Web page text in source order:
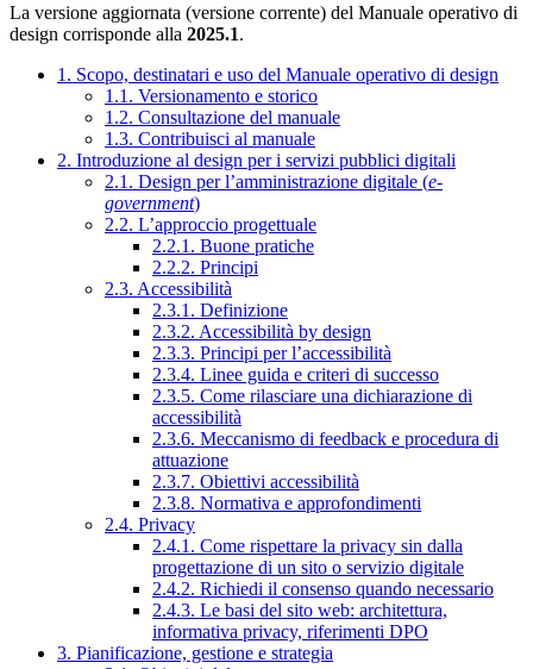
La versione aggiornata (versione corrente) del Manuale operativo di
design corrisponde alla 2025.1.
1. Scopo, destinatari e uso del Manuale operativo di design
1.1. Versionamento e storico
1.2. Consultazione del manuale
1.3. Contribuisci al manuale
2. Introduzione al design per i servizi pubblici digitali
2.1. Design per l’amministrazione digitale (e-
government)
2.2. L’approccio progettuale
2.2.1. Buone pratiche
2.2.2. Principi
2.3. Accessibilità
2.3.1. Definizione
2.3.2. Accessibilità by design
2.3.3. Principi per l’accessibilità
2.3.4. Linee guida e criteri di successo
2.3.5. Come rilasciare una dichiarazione di
accessibilità
2.3.6. Meccanismo di feedback e procedura di
attuazione
2.3.7. Obiettivi accessibilità
2.3.8. Normativa e approfondimenti
2.4. Privacy
2.4.1. Come rispettare la privacy sin dalla
progettazione di un sito o servizio digitale
2.4.2. Richiedi il consenso quando necessario
2.4.3. Le basi del sito web: architettura,
informativa privacy, riferimenti DPO
3. Pianificazione, gestione e strategia